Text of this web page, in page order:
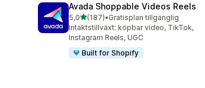
Avada Shoppable Videos Reels
5,0av 5 stjärnor
(187)
187 recensioner totalt
•Gratisplan tillgänglig
Intäktstillväxt: köpbar video, TikTok,
Instagram Reels, UGC
Built for Shopify